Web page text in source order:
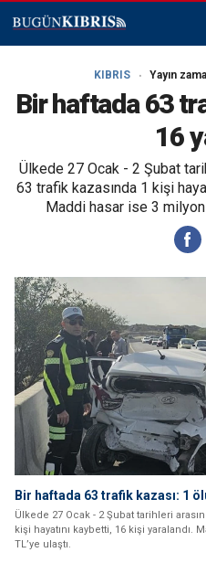
KIBRIS Yayın
Bir haftada 63
16
Ülkede 27 Ocak - 2 Şubat
63 trafik kazasında 1 kişi
Maddi hasar ise 3 milyon
Bir haftada 63 trafik kazası: 1
Ülkede 27 Ocak - 2 Şubat tarihleri
kişi hayatını kaybetti, 16 kişi yaralandı.
TL’ye ulaştı.